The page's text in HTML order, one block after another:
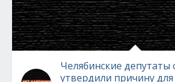
Челябинские
утвердили причину